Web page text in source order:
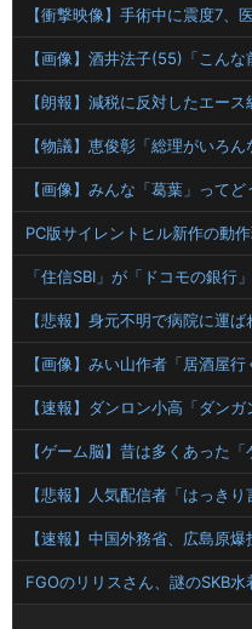
【衝撃映像】手術中に震度7、
【画像】みんな「葛葉」って
PC版サイレントヒル新作の動